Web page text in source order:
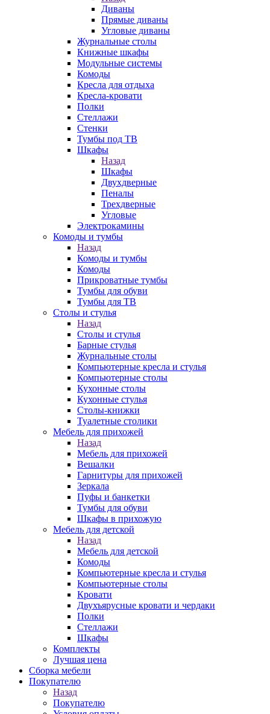
Диваны
Прямые диваны
Угловые диваны
Журнальные столы
Книжные шкафы
Модульные системы
Комоды
Кресла для отдыха
Кресла-кровати
Полки
Стеллажи
Стенки
Тумбы под ТВ
Шкафы
Назад
Шкафы
Двухдверные
Пеналы
Трехдверные
Угловые
Электрокамины
Комоды и тумбы
Назад
Комоды и тумбы
Комоды
Прикроватные тумбы
Тумбы для обуви
Тумбы для ТВ
Столы и стулья
Назад
Столы и стулья
Барные стулья
Журнальные столы
Компьютерные кресла и стулья
Компьютерные столы
Кухонные столы
Кухонные стулья
Столы-книжки
Туалетные столики
Мебель для прихожей
Назад
Мебель для прихожей
Вешалки
Гарнитуры для прихожей
Зеркала
Пуфы и банкетки
Тумбы для обуви
Шкафы в прихожую
Мебель для детской
Назад
Мебель для детской
Комоды
Компьютерные кресла и стулья
Компьютерные столы
Кровати
Двухъярусные кровати и чердаки
Полки
Стеллажи
Шкафы
Комплекты
Лучшая цена
Сборка мебели
Покупателю
Назад
Покупателю